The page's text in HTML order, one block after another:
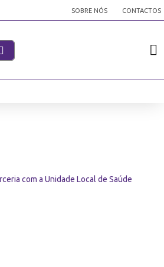
SOBRE NÓS CONTACTOS
com a Unidade Local de Saúde